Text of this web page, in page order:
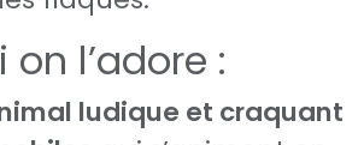
on l’adore :
ludique et craquant